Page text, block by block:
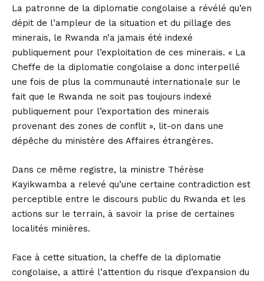
La patronne de la diplomatie congolaise a révélé qu’en
dépit de l’ampleur de la situation et du pillage des
minerais, le Rwanda n’a jamais été indexé
publiquement pour l’exploitation de ces minerais. « La
Cheffe de la diplomatie congolaise a donc interpellé
une fois de plus la communauté internationale sur le
fait que le Rwanda ne soit pas toujours indexé
publiquement pour l’exportation des minerais
provenant des zones de conflit », lit-on dans une
dépêche du ministère des Affaires étrangères.
Dans ce même registre, la ministre Thérèse
Kayikwamba a relevé qu’une certaine contradiction est
perceptible entre le discours public du Rwanda et les
actions sur le terrain, à savoir la prise de certaines
localités minières.
Face à cette situation, la cheffe de la diplomatie
congolaise, a attiré l’attention du risque d’expansion du